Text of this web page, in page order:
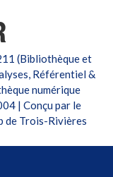
(Bibliothèque et
Référentiel &
numérique
| Conçu par le
de Trois-Rivières